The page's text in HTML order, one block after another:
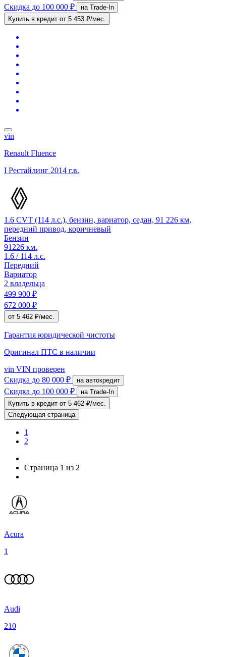
Скидка до 100 000 ₽
на Trade-In
Купить в кредит от 5 453 ₽/мес.
vin
Renault Fluence
I Рестайлинг 2014 г.в.
1.6 CVT (114 л.с.), бензин, вариатор, седан, 91 226 км,
передний привод, коричневый
Бензин
91226 км.
1.6 / 114 л.с.
Передний
Вариатор
2 владельца
499 900 ₽
672 000 ₽
от 5 462 ₽/мес.
Гарантия юридической чистоты
Оригинал ПТС в наличии
vin VIN проверен
Скидка до 80 000 ₽ на автокредит
Скидка до 100 000 ₽
на Trade-In
Купить в кредит от 5 462 ₽/мес.
Следующая страница
1
2
Страница 1 из 2
Acura
1
Audi
210